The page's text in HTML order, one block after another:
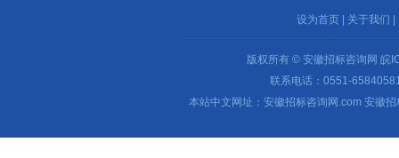
设为首页 关于我们
版权所有 © 安徽招标咨询网 皖
联系电话：0551-
本站中文网址：安徽招标咨询网.com 安徽